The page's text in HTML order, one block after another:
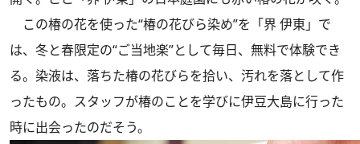
この椿の花を使った“椿の花びら染め”を「界 伊東」で
は、冬と春限定の“ご当地楽”として毎日、無料で体験でき
る。染液は、落ちた椿の花びらを拾い、汚れを落として作
ったもの。スタッフが椿のことを学びに伊豆大島に行った
時に出会ったのだそう。